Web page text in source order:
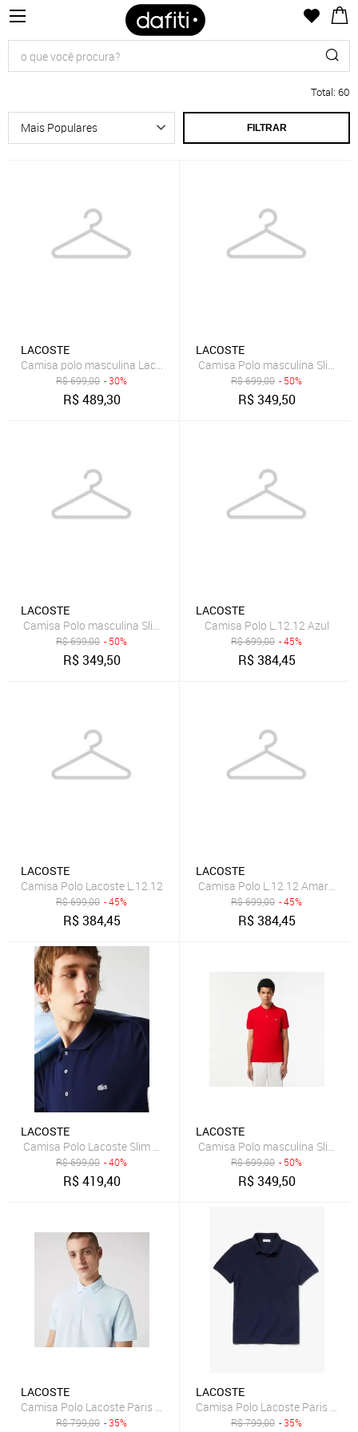
Total: 60
FILTRAR
LACOSTE
Camisa polo masculina Lacoste mescla
R$699,00 - 30%
R$489,30
LACOSTE
Camisa Polo masculina Slim Fit
R$699,00 - 50%
R$349,50
LACOSTE
Camisa Polo masculina Slim Fit em petit piquet Azul
R$699,00 - 50%
R$349,50
LACOSTE
Camisa Polo L.12.12 Azul
R$699,00 - 45%
R$384,45
LACOSTE
Camisa Polo Lacoste L.12.12
R$699,00 - 45%
R$384,45
LACOSTE
Camisa Polo L.12.12 Amarelo
R$699,00 - 45%
R$384,45
LACOSTE
Camisa Polo Lacoste Slim Fit Masculina em Petit piquet Stretch
R$699,00 - 40%
R$419,40
LACOSTE
Camisa Polo masculina Slim
R$699,00 - 50%
R$349,50
LACOSTE
R$799,00 - 35%
LACOSTE
Camisa Polo Lacoste Paris
R$799,00 - 35%